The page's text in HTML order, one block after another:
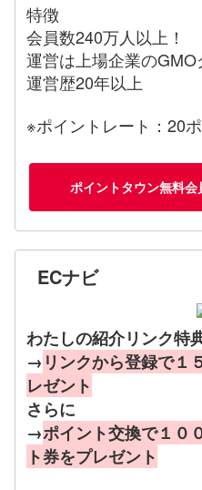
特徴
会員数240万人以上！
運営は上場企業の
運営歴20年以上
※ポイントレート：20
ポイントタウン無料会
ECナビ
わたしの紹介リンク特
→ リンクから登録で１
レゼント
さらに
→ポイント交換で１０
ト券をプレゼント